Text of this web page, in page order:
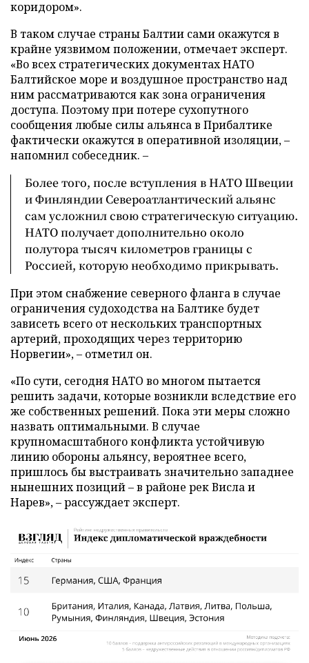
коридором».
В таком случае страны Балтии сами окажутся в
крайне уязвимом положении, отмечает эксперт.
«Во всех стратегических документах НАТО
Балтийское море и воздушное пространство над
ним рассматриваются как зона ограничения
доступа. Поэтому при потере сухопутного
сообщения любые силы альянса в Прибалтике
фактически окажутся в оперативной изоляции, –
напомнил собеседник. –
Более того, после вступления в НАТО Швеции
и Финляндии Североатлантический альянс
сам усложнил свою стратегическую ситуацию.
НАТО получает дополнительно около
полутора тысяч километров границы с
Россией, которую необходимо прикрывать.
При этом снабжение северного фланга в случае
ограничения судоходства на Балтике будет
зависеть всего от нескольких транспортных
артерий, проходящих через территорию
Норвегии», – отметил он.
«По сути, сегодня НАТО во многом пытается
решить задачи, которые возникли вследствие его
же собственных решений. Пока эти меры сложно
назвать оптимальными. В случае
крупномасштабного конфликта устойчивую
линию обороны альянсу, вероятнее всего,
пришлось бы выстраивать значительно западнее
нынешних позиций – в районе рек Висла и
Нарев», – рассуждает эксперт.